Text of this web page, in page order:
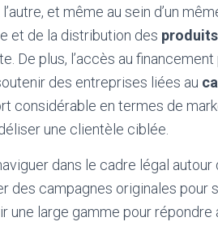
et même au sein d’un
et de la distribution des produits
De plus, l’accès au
des entreprises liées au
considérable en termes de
une clientèle ciblée.
dans le cadre légal autour
des campagnes originales pour
une large gamme pour répondre